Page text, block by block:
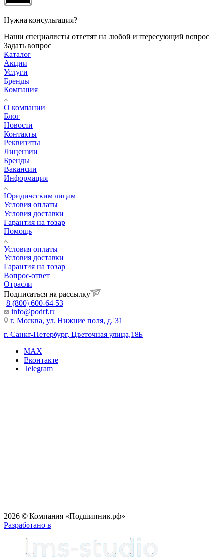
Нужна консультация?
Наши специалисты ответят на любой интересующий вопрос
Задать вопрос
Каталог
Акции
Услуги
Бренды
Компания
О компании
Блог
Новости
Контакты
Реквизиты
Лицензии
Бренды
Вакансии
Информация
Юридическим лицам
Условия оплаты
Условия доставки
Гарантия на товар
Помощь
Условия оплаты
Условия доставки
Гарантия на товар
Вопрос-ответ
Отрасли
Подписаться на рассылку
8 (800) 600-64-53
info@podrf.ru
г. Москва, ул. Нижние поля, д. 31
г. Санкт-Петербург, Цветочная улица,18Б
MAX
Вконтакте
Telegram
2026 © Компания «Подшипник.рф»
Разработано в